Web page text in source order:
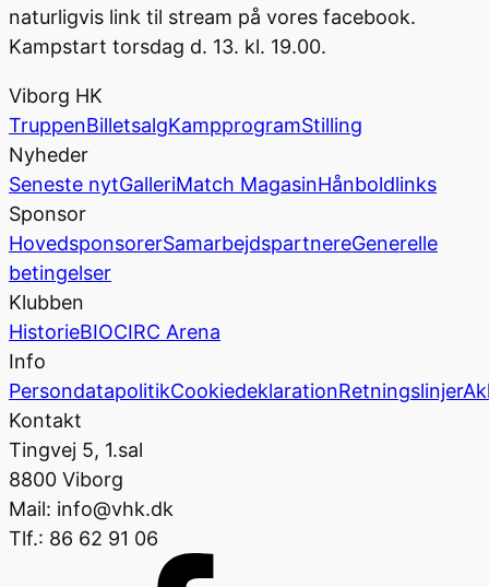
naturligvis link til stream på vores facebook.
Kampstart torsdag d. 13. kl. 19.00.
Viborg HK
TruppenBilletsalgKampprogramStilling
Nyheder
Seneste nytGalleriMatch MagasinHånboldlinks
Sponsor
HovedsponsorerSamarbejdspartnereGenerelle
betingelser
Klubben
HistorieBIOCIRC Arena
Info
PersondatapolitikCookiedeklarationRetningslinjer
Kontakt
Tingvej 5, 1.sal
8800 Viborg
Mail: info@vhk.dk
Tlf.: 86 62 91 06